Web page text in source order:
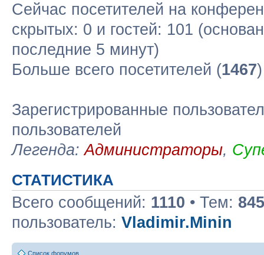
Сейчас посетителей на
скрытых: 0 и гостей: 101
последние 5 минут)
Больше всего посетителей (1467
Зарегистрированные
пользователей
Легенда:Администраторы,
СТАТИСТИКА
Всего сообщений: 1110 • Тем: 845
пользователь: Vladimir.Minin
Список форумов